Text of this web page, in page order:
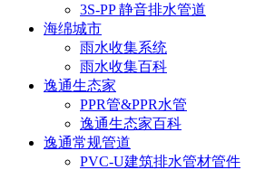
3S-PP 静音排水管道
海绵城市
雨水收集系统
雨水收集百科
逸通生态家
PPR管&PPR水管
逸通生态家百科
逸通常规管道
PVC-U建筑排水管材管件